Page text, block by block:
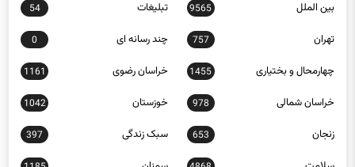
بین الملل 9565 تبلیغات 54
تهران 757 چند رسانه ای 0
چهارمحال و بختیاری 1455 خراسان رضوی 1161
خراسان شمالی 978 خوزستان 1042
زنجان 653 سبک زندگی 397